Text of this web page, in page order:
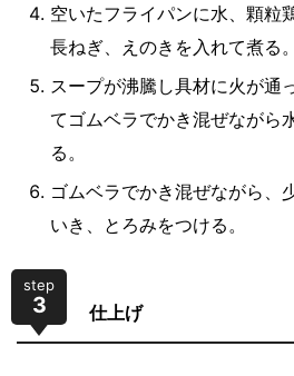
空いたフライパンに水、顆粒
長ねぎ、えのきを入れて煮る。
スープが沸騰し具材に火が通
てゴムベラでかき混ぜながら
る。
ゴムベラでかき混ぜながら、
いき、とろみをつける。
step
3 仕上げ